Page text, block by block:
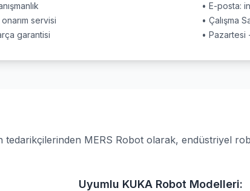
servisi
garantisi
• E-posta:
• Çalışma
• Pazartesi
MERS Robot olarak, endüstriyel
Uyumlu KUKA Robot Modelleri: